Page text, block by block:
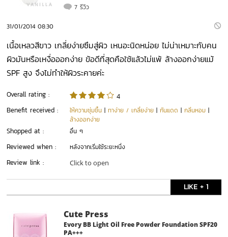
7 รีวิว
31/01/2014 08:30
เนื้อเหลวสีขาว เกลี่ยง่ายซึมสู่ผิว เหนอะนิดหน่อย ไม่น่าเหมาะกับคน
ผิวมันหรือเหงื่อออกง่าย ข้อดีที่สุดคือใช้แล้วไม่แพ้ ล้างออกง่ายแม้
SPF สูง จึงไม่ทำให้ผิวระคายค่ะ
Overall rating :
4
Benefit received :
ให้ความชุ่มชื้น |ทาง่าย / เกลี่ยง่าย |กันแดด |กลิ่นหอม |
ล้างออกง่าย
Shopped at : อื่น ๆ
Reviewed when : หลังจากเริ่มใช้ระยะหนึ่ง
Review link : Click to open
LIKE + 1
Cute Press
Evory BB Light Oil Free Powder Foundation SPF20
PA+++